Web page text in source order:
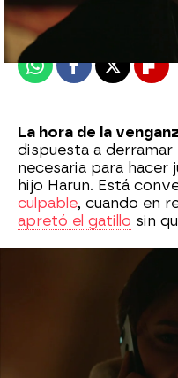
Publicado: 29 de
WhatsappFacebook
X
La hora de la
dispuesta a derramar
necesaria para hacer
hijo Harun. Está
culpable, cuando en
apretó el gatillo sin
"Uno de tus seres
, ha
será el
¿A quién habrá
venganza?